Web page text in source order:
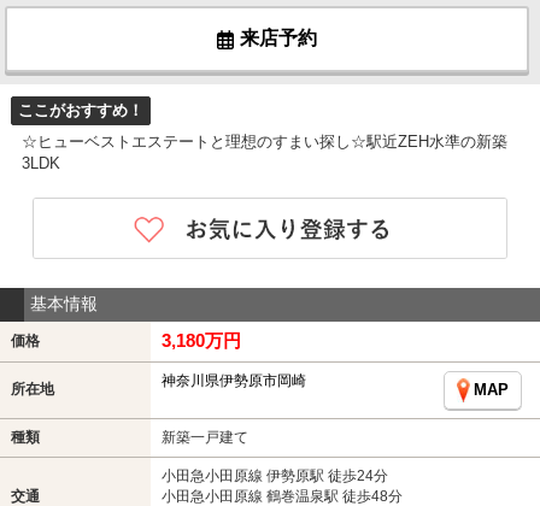
来店予約
ここがおすすめ！
☆ヒューベストエステートと理想のすまい探し☆駅近ZEH水準の新築
3LDK
基本情報
価格 3,180万円
所在地 神奈川県伊勢原市岡崎
MAP
種類 新築一戸建て
交通
小田急小田原線 伊勢原駅 徒歩24分
小田急小田原線 鶴巻温泉駅 徒歩48分